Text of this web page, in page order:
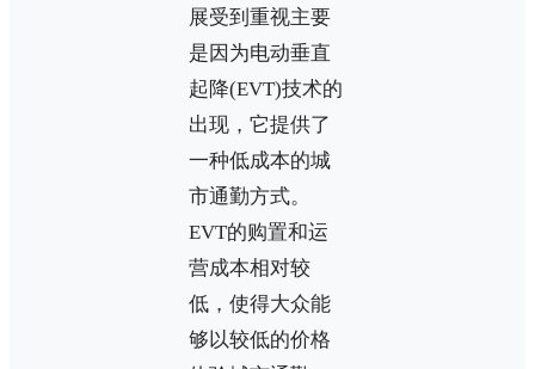
展受到重视主要
是因为电动垂直
起降(EVT)技术的
出现，它提供了
一种低成本的城
市通勤方式。
EVT的购置和运
营成本相对较
低，使得大众能
够以较低的价格